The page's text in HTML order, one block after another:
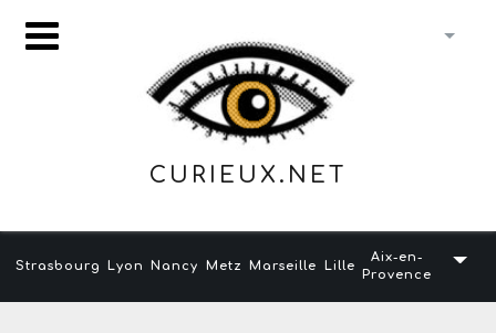
CURIEUX.NET
Strasbourg Lyon Nancy Metz Marseille Lille
Aix-en-
Provence